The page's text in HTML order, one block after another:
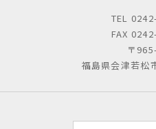
TEL
FAX
〒
福島県会津若松